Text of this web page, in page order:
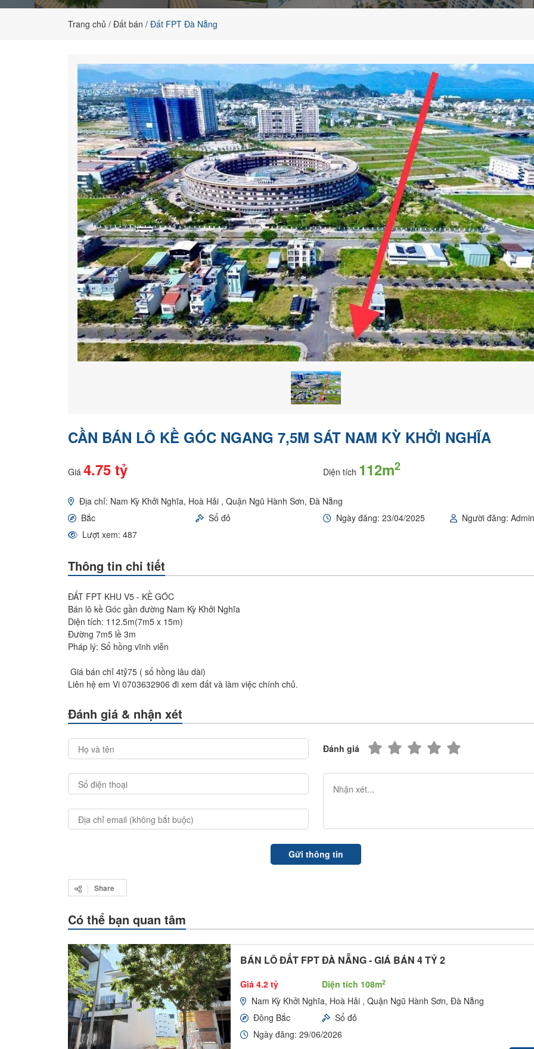
cho
khách
Trang chủ Đất bán Đất FPT Đà Nẵng
CẦN BÁN LÔ KỀ GÓC NGANG 7,5M SÁT NAM KỲ KHỞI NGHĨA
Giá 4.75 tỷ Diện tích 112m2
Địa chỉ: Nam Kỳ Khởi Nghĩa, Hoà Hải , Quận Ngũ Hành Sơn, Đà Nẵng
Bắc
Sổ đỏ Ngày đăng: 23/04/2025
Người đăng: Admin
Lượt xem: 487
Thông tin chi tiết
ĐẤT FPT KHU V5 - KỀ GÓC
Bán lô kề Góc gần đường Nam Kỳ Khởi Nghĩa
Diện tích: 112.5m(7m5 x 15m)
Đường 7m5 lề 3m
Pháp lý: Sổ hồng vĩnh viễn
Giá bán chỉ 4tỷ75 ( sổ hồng lâu dài)
Liên hệ em Vi 0703632906 đi xem đất và làm việc chính chủ.
Đánh giá & nhận xét
Đánh giá
Share
Có thể bạn quan tâm
BÁN LÔ ĐẤT FPT ĐÀ NẴNG - GIÁ BÁN 4 TỶ 2
Giá 4.2 tỷ Diện tích 108m2
Nam Kỳ Khởi Nghĩa, Hoà Hải , Quận Ngũ Hành Sơn, Đà Nẵng
Đông Bắc
Sổ đỏ
Ngày đăng: 29/06/2026